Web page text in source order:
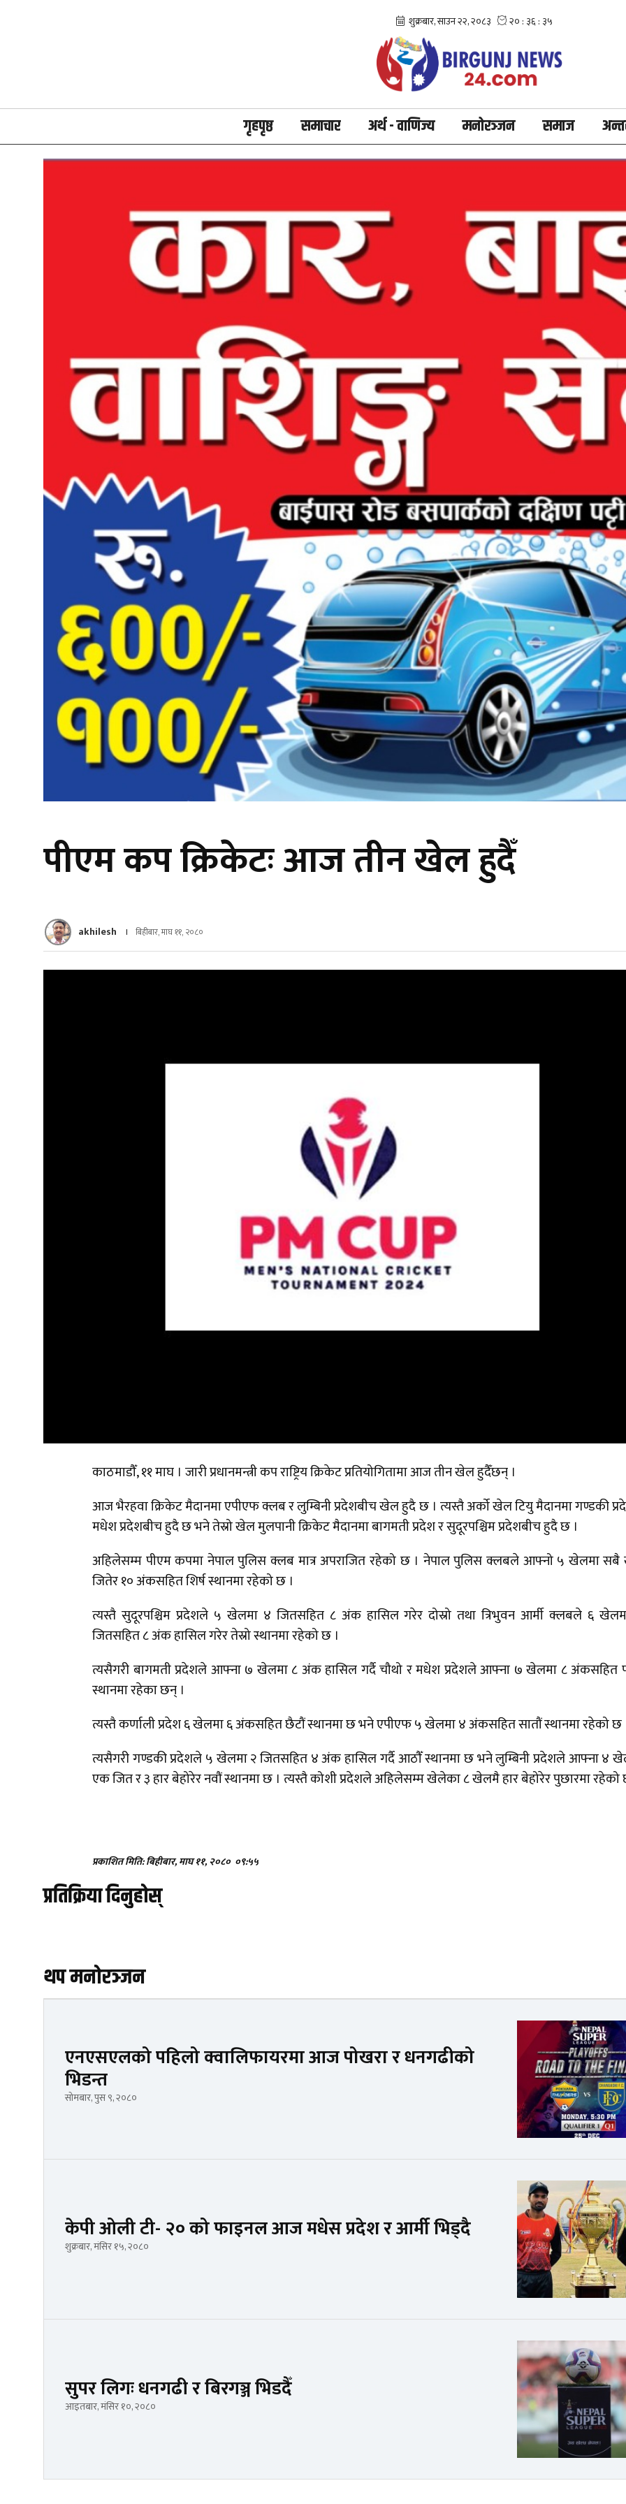
गृहपृष्ठ समाचार अर्थ - वाणिज्य मनोरञ्जन समाज
पीएम कप क्रिकेटः आज तीन खेल हुदैँ
akhilesh बिहीबार, माघ ११, २०८०
काठमाडौँ, ११ माघ । जारी प्रधानमन्त्री कप राष्ट्रिय क्रिकेट प्रतियोगितामा आज तीन खेल हुदैँछन् ।
आज भैरहवा क्रिकेट मैदानमा एपीएफ क्लब र लुम्बिनी प्रदेशबीच खेल हुदै छ । त्यस्तै अर्को खेल टियु मैदानमा गण्डकी
मधेश प्रदेशबीच हुदै छ भने तेस्रो खेल मुलपानी क्रिकेट मैदानमा बागमती प्रदेश र सुदूरपश्चिम प्रदेशबीच हुदै छ ।
अहिलेसम्म पीएम कपमा नेपाल पुलिस क्लब मात्र अपराजित रहेको छ । नेपाल पुलिस क्लबले आफ्नो ५ खेलमा
जितेर १० अंकसहित शिर्ष स्थानमा रहेको छ ।
त्यस्तै सुदूरपश्चिम प्रदेशले ५ खेलमा ४ जितसहित ८ अंक हासिल गरेर दोस्रो तथा त्रिभुवन आर्मी क्लबले ६
जितसहित ८ अंक हासिल गरेर तेस्रो स्थानमा रहेको छ ।
त्यसैगरी बागमती प्रदेशले आफ्ना ७ खेलमा ८ अंक हासिल गर्दै चौथो र मधेश प्रदेशले आफ्ना ७ खेलमा ८ अंकसहित
स्थानमा रहेका छन् ।
त्यस्तै कर्णाली प्रदेश ६ खेलमा ६ अंकसहित छैटौं स्थानमा छ भने एपीएफ ५ खेलमा ४ अंकसहित सातौं स्थानमा रहेको छ
त्यसैगरी गण्डकी प्रदेशले ५ खेलमा २ जितसहित ४ अंक हासिल गर्दै आठौँ स्थानमा छ भने लुम्बिनी प्रदेशले आफ्ना ४
एक जित र ३ हार बेहोरेर नवौं स्थानमा छ । त्यस्तै कोशी प्रदेशले अहिलेसम्म खेलेका ८ खेलमै हार बेहोरेर पुछारमा रहेको
प्रकाशित मिति: बिहीबार, माघ ११, २०८० ०९:५५
प्रतिक्रिया दिनुहोस्
थप मनोरञ्जन
एनएसएलको पहिलो क्वालिफायरमा आज पोखरा र धनगढीको
भिडन्त
सोमबार, पुस ९, २०८०
केपी ओली टी- २० को फाइनल आज मधेस प्रदेश र आर्मी भिड्दै
शुक्रबार, मंसिर १५, २०८०
सुपर लिगः धनगढी र बिरगञ्ज भिडदैँ
आइतबार, मंसिर १०, २०८०